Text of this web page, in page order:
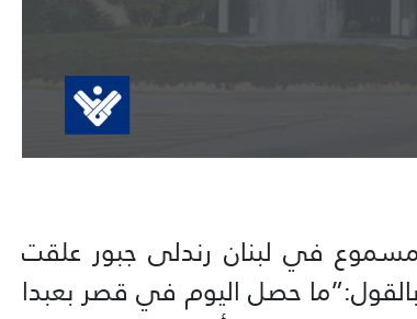
في لبنان رندلى جبور علقت
حصل اليوم في قصر بعبدا